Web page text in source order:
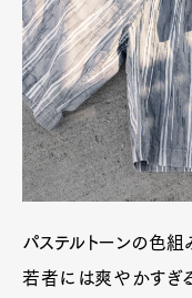
パステルトーンの色組
若者には爽やかすぎ